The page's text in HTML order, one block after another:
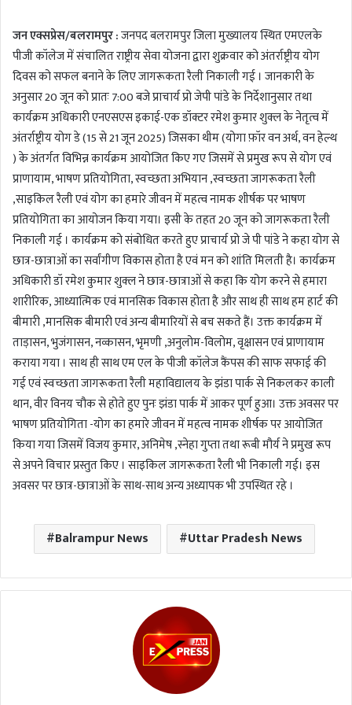
जन एक्सप्रेस/बलरामपुर :जनपद बलरामपुर जिला मुख्यालय स्थित एमएलके
पीजी कॉलेज में संचालित राष्ट्रीय सेवा योजना द्वारा शुक्रवार को अंतर्राष्ट्रीय योग
दिवस को सफल बनाने के लिए जागरूकता रैली निकाली गई । जानकारी के
अनुसार 20 जून को प्रातः 7:00 बजे प्राचार्य प्रो जेपी पांडे के निर्देशानुसार तथा
कार्यक्रम अधिकारी एनएसएस इकाई-एक डॉक्टर रमेश कुमार शुक्ल के नेतृत्व में
अंतर्राष्ट्रीय योग डे (15 से 21 जून 2025) जिसका थीम (योगा फ़ॉर वन अर्थ, वन हेल्थ
) के अंतर्गत विभिन्न कार्यक्रम आयोजित किए गए जिसमें से प्रमुख रूप से योग एवं
प्राणायाम, भाषण प्रतियोगिता, स्वच्छता अभियान ,स्वच्छता जागरूकता रैली
,साइकिल रैली एवं योग का हमारे जीवन में महत्व नामक शीर्षक पर भाषण
प्रतियोगिता का आयोजन किया गया। इसी के तहत 20 जून को जागरूकता रैली
निकाली गई । कार्यक्रम को संबोधित करते हुए प्राचार्य प्रो जे पी पांडे ने कहा योग से
छात्र-छात्राओं का सर्वांगीण विकास होता है एवं मन को शांति मिलती है। कार्यक्रम
अधिकारी डॉ रमेश कुमार शुक्ल ने छात्र-छात्राओं से कहा कि योग करने से हमारा
शारीरिक, आध्यात्मिक एवं मानसिक विकास होता है और साथ ही साथ हम हार्ट की
बीमारी ,मानसिक बीमारी एवं अन्य बीमारियों से बच सकते हैं। उक्त कार्यक्रम में
ताड़ासन, भुजंगासन, नव्कासन, भृमणी ,अनुलोम-विलोम, वृक्षासन एवं प्राणायाम
कराया गया । साथ ही साथ एम एल के पीजी कॉलेज कैंपस की साफ सफाई की
गई एवं स्वच्छता जागरूकता रैली महाविद्यालय के झंडा पार्क से निकलकर काली
थान, वीर विनय चौक से होते हुए पुनः झंडा पार्क में आकर पूर्ण हुआ। उक्त अवसर पर
भाषण प्रतियोगिता -योग का हमारे जीवन में महत्व नामक शीर्षक पर आयोजित
किया गया जिसमें विजय कुमार, अनिमेष ,स्नेहा गुप्ता तथा रूबी मौर्य ने प्रमुख रूप
से अपने विचार प्रस्तुत किए । साइकिल जागरूकता रैली भी निकाली गई। इस
अवसर पर छात्र-छात्राओं के साथ-साथ अन्य अध्यापक भी उपस्थित रहे ।
Balrampur News Uttar Pradesh News